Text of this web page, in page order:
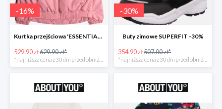
-16%
Kurtka przejściowa 'ESSENTIAL TOMMY TAPE JACKET -16%
529.90 zł629.90 zł*
-30%
Buty zimowe SUPERFIT -30%
354.90 zł507.00 zł*